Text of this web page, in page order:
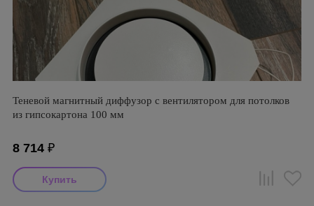
Теневой магнитный диффузор с вентилятором для потолков
из гипсокартона 100 мм
8 714 ₽